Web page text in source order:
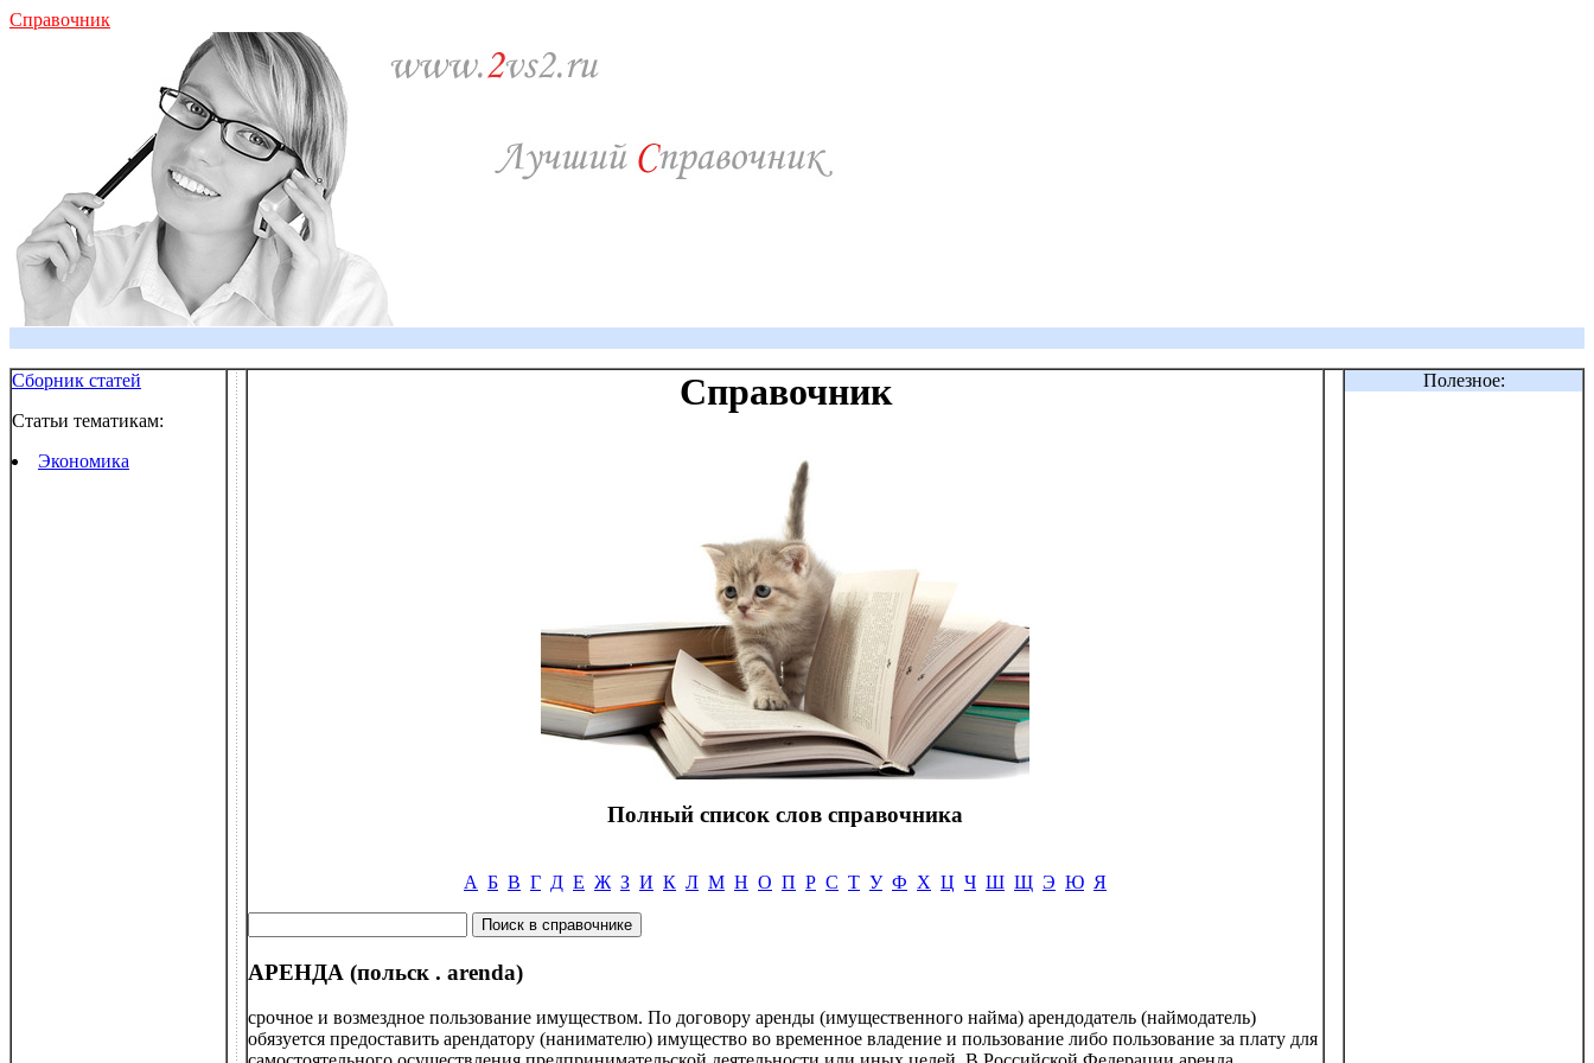
Справочник
Сборник статей
Статьи тематикам:
Экономика
Справочник
Полный список слов справочника
А Б В Г Д Е Ж З И К Л М Н О П Р С Т У Ф Х Ц Ч Ш Щ Э Ю Я
АРЕНДА (польск . arenda)
срочное и возмездное пользование имуществом. По договору аренды (имущественного найма) арендодатель (наймодатель)
обязуется предоставить арендатору (нанимателю) имущество во временное владение и пользование либо пользование за плату для
Полезное: